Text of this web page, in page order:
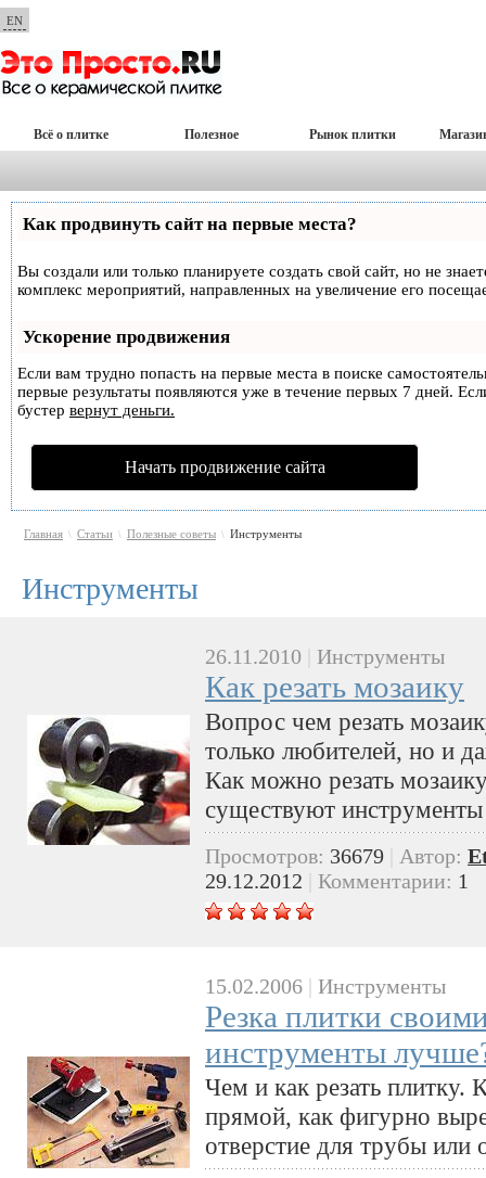
EN
Всё о плитке Полезное Рынок плитки
Как продвинуть сайт на первые места?
Вы создали или только планируете создать свой сайт, но не
комплекс мероприятий, направленных на увеличение его
Ускорение продвижения
Если вам трудно попасть на первые места в поиске
первые результаты появляются уже в течение первых 7 дней.
бустер вернут деньги.
Начать продвижение сайта
Главная \ Статьи \ Полезные советы \ Инструменты
Инструменты
26.11.2010 Инструменты
Как резать мозаику
Вопрос чем резать
только любителей, но и
Как можно резать
существуют инструменты
Просмотров: 36679 Автор:
29.12.2012
Комментарии: 1
15.02.2006 | Инструменты
Резка плитки
инструменты
Чем и как резать плитку.
прямой, как фигурно
отверстие для трубы или